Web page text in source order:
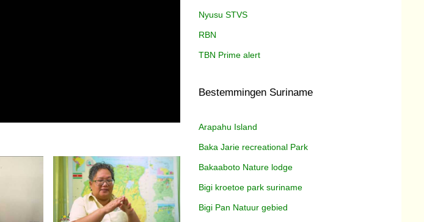
Nyusu STVS
RBN
TBN Prime alert
Bestemmingen Suriname
Arapahu Island
Baka Jarie recreational Park
Bakaaboto Nature lodge
Bigi kroetoe park suriname
Bigi Pan Natuur gebied